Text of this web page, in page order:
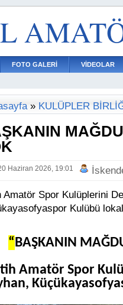
FOTO GALERİ VİDEOLAR
» KULÜPLER
Haziran 2026, 19:01
Amatör Spor Kulüplerini
Kulübü
“BAŞKANIN
Amatör Spor